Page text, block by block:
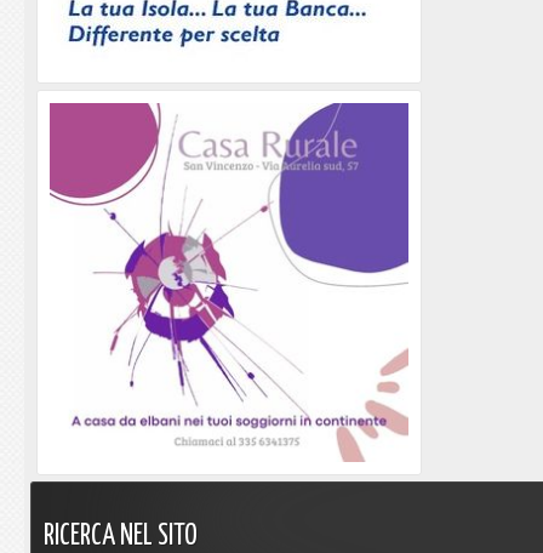
RICERCA NEL SITO